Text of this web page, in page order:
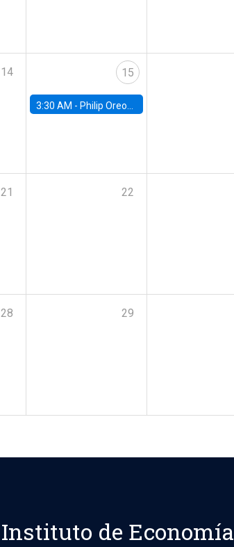
14 15
3:30 AM - Philip Oreopolous, University of Toronto
21 22
28 29
Instituto de Economía